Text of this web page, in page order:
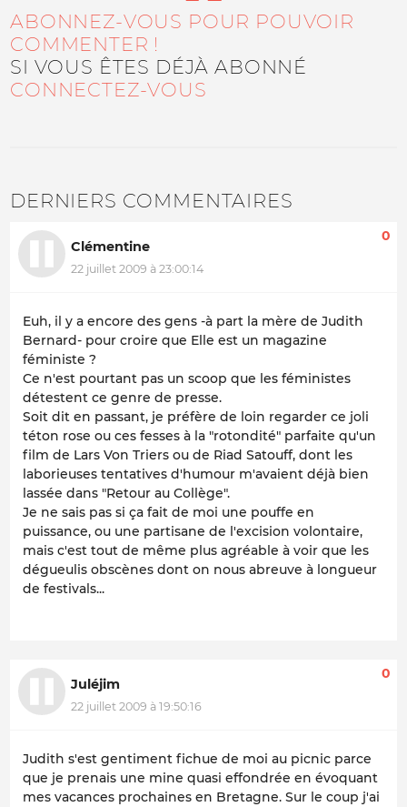
ABONNEZ-VOUS POUR POUVOIR
COMMENTER !
SI VOUS ÊTES DÉJÀ ABONNÉ
CONNECTEZ-VOUS
DERNIERS COMMENTAIRES
Clémentine
22 juillet 2009 à 23:00:14
0
Euh, il y a encore des gens -à part la mère de Judith
Bernard- pour croire que Elle est un magazine
féministe ?
Ce n'est pourtant pas un scoop que les féministes
détestent ce genre de presse.
Soit dit en passant, je préfère de loin regarder ce joli
téton rose ou ces fesses à la "rotondité" parfaite qu'un
film de Lars Von Triers ou de Riad Satouff, dont les
laborieuses tentatives d'humour m'avaient déjà bien
lassée dans "Retour au Collège".
Je ne sais pas si ça fait de moi une pouffe en
puissance, ou une partisane de l'excision volontaire,
mais c'est tout de même plus agréable à voir que les
dégueulis obscènes dont on nous abreuve à longueur
de festivals...
Juléjim
22 juillet 2009 à 19:50:16
0
Judith s'est gentiment fichue de moi au picnic parce
que je prenais une mine quasi effondrée en évoquant
mes vacances prochaines en Bretagne. Sur le coup j'ai